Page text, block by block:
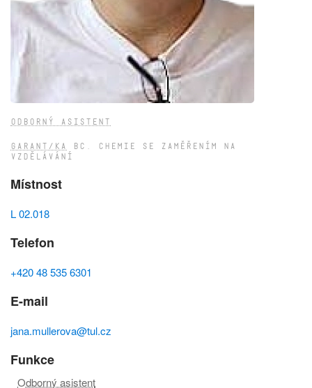
ODBORNÝ ASISTENT
GARANT/KA
BC. CHEMIE SE ZAMĚŘENÍM NA
VZDĚLÁVÁNÍ
Místnost
L 02.018
Telefon
+420 48 535 6301
E-mail
jana.mullerova@tul.cz
Funkce
Odborný asistent